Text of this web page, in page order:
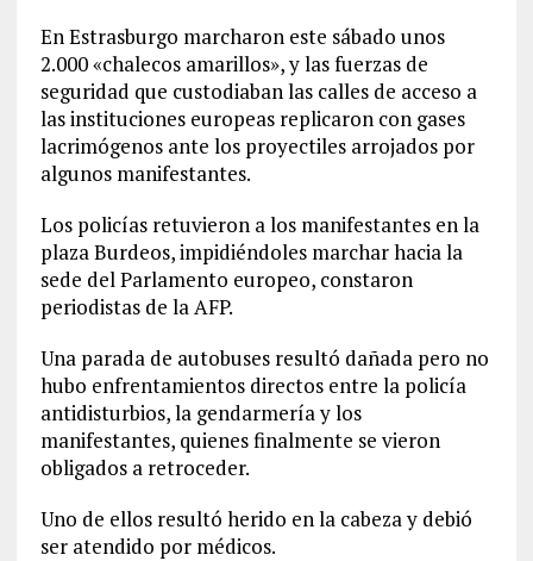
En Estrasburgo marcharon este sábado unos
2.000 «chalecos amarillos», y las fuerzas de
seguridad que custodiaban las calles de acceso a
las instituciones europeas replicaron con gases
lacrimógenos ante los proyectiles arrojados por
algunos manifestantes.
Los policías retuvieron a los manifestantes en la
plaza Burdeos, impidiéndoles marchar hacia la
sede del Parlamento europeo, constaron
periodistas de la AFP.
Una parada de autobuses resultó dañada pero no
hubo enfrentamientos directos entre la policía
antidisturbios, la gendarmería y los
manifestantes, quienes finalmente se vieron
obligados a retroceder.
Uno de ellos resultó herido en la cabeza y debió
ser atendido por médicos.